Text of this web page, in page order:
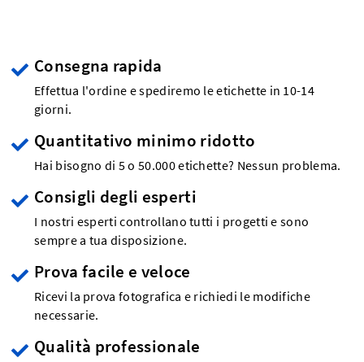
Consegna rapida
Effettua l'ordine e spediremo le etichette in 10-14
giorni.
Quantitativo minimo ridotto
Hai bisogno di 5 o 50.000 etichette? Nessun problema.
Consigli degli esperti
I nostri esperti controllano tutti i progetti e sono
sempre a tua disposizione.
Prova facile e veloce
Ricevi la prova fotografica e richiedi le modifiche
necessarie.
Qualità professionale